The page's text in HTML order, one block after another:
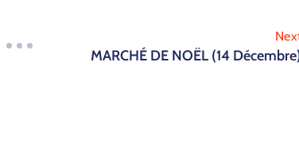
MARCHÉ DE NOËL (14